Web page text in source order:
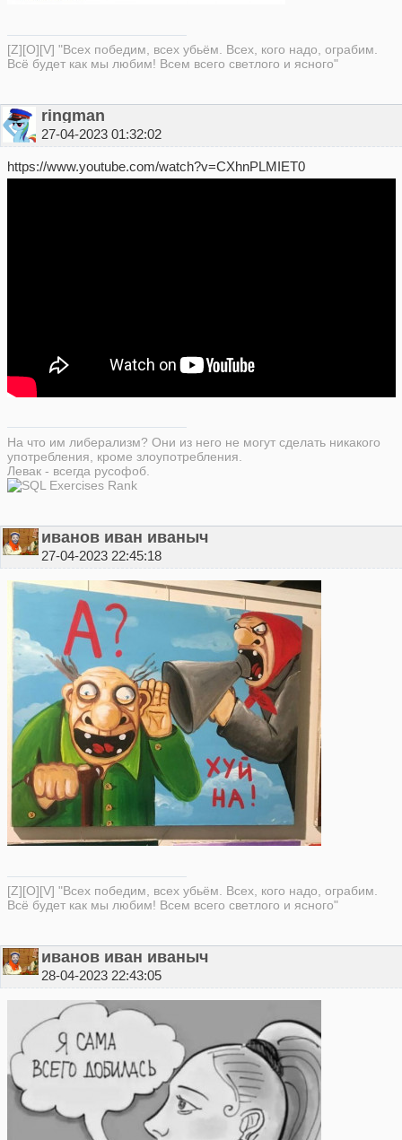
[Z][O][V] "Всех победим, всех убьём. Всех, кого надо, ограбим.
Всё будет как мы любим! Всем всего светлого и ясного"
ringman
27-04-2023 01:32:02
https://www.youtube.com/watch?v=CXhnPLMIET0
На что им либерализм? Они из него не могут сделать никакого
употребления, кроме злоупотребления.
Левак - всегда русофоб.
иванов иван иваныч
27-04-2023 22:45:18
[Z][O][V] "Всех победим, всех убьём. Всех, кого надо, ограбим.
Всё будет как мы любим! Всем всего светлого и ясного"
иванов иван иваныч
28-04-2023 22:43:05